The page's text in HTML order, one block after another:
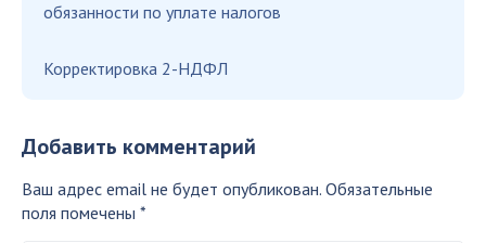
обязанности по уплате налогов
Корректировка 2-НДФЛ
Добавить комментарий
Ваш адрес email не будет опубликован. Обязательные
поля помечены *